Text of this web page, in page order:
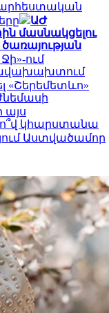
արհեստական
ԱԺ
մասնակցելու
Ջի»-ում
«Շերեմետևո»
այս
կհարստանա
Աստվածամոր